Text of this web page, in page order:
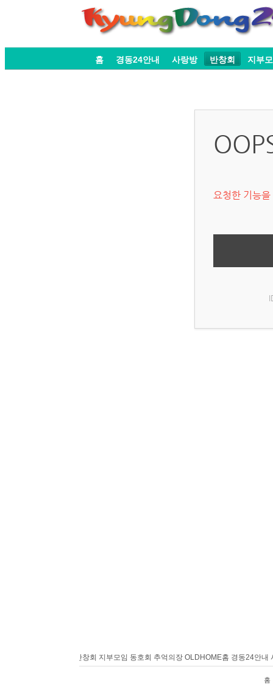
홈 경동24안내 사랑방 반창회 지부
요청한 기능
반창회 지부모임 동호회 추억의장 OLDHOME홈 경동24안내 사
홈